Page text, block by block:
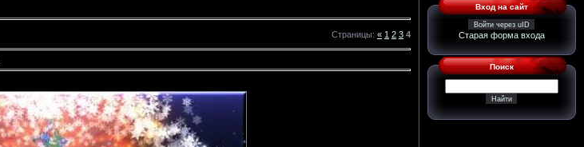
Страницы: « 1 2 3 4
Вход на сайт
Войти через uID
Старая форма входа
Поиск